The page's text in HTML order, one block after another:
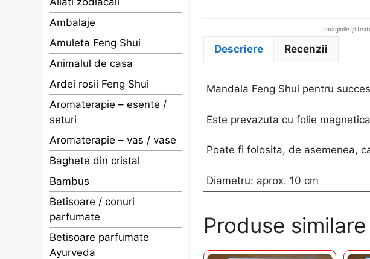
Imaginile și
Descriere Recenzii
Mandala Feng Shui pentru
Este prevazuta cu folie
Poate fi folosita, de asemenea,
Diametru: aprox. 10 cm
Produse similare
Ambalaje
Amuleta Feng Shui
Animalul de casa
Ardei rosii Feng Shui
Aromaterapie – esente /
seturi
Aromaterapie – vas / vase
Baghete din cristal
Bambus
Betisoare / conuri
parfumate
Betisoare parfumate
Ayurveda